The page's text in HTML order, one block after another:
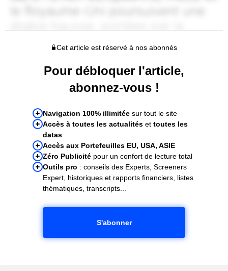
Cet article est réservé à nos abonnés
Pour débloquer l'article,
abonnez-vous !
Navigation 100% illimitée sur tout le site
Accès à toutes les actualités et toutes les
datas
Accès aux Portefeuilles EU, USA, ASIE
Zéro Publicité pour un confort de lecture total
Outils pro : conseils des Experts, Screeners
Expert, historiques et rapports financiers, listes
thématiques, transcripts...
S'abonner